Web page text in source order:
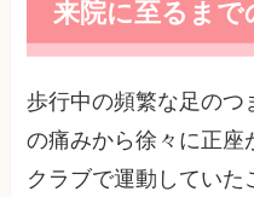
来院に至るまで
歩行中の頻繁な足のつ
の痛みから徐々に正座
クラブで運動してい